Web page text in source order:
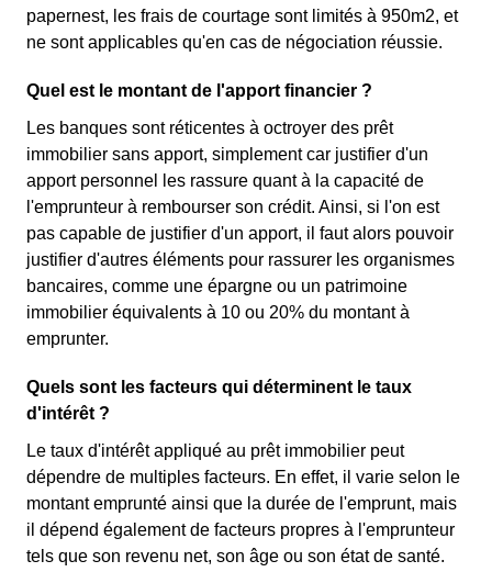
papernest, les frais de courtage sont limités à 950m2, et
ne sont applicables qu'en cas de négociation réussie.
Quel est le montant de l'apport financier ?
Les banques sont réticentes à octroyer des prêt
immobilier sans apport, simplement car justifier d'un
apport personnel les rassure quant à la capacité de
l'emprunteur à rembourser son crédit. Ainsi, si l'on est
pas capable de justifier d'un apport, il faut alors pouvoir
justifier d'autres éléments pour rassurer les organismes
bancaires, comme une épargne ou un patrimoine
immobilier équivalents à 10 ou 20% du montant à
emprunter.
Quels sont les facteurs qui déterminent le taux
d'intérêt ?
Le taux d'intérêt appliqué au prêt immobilier peut
dépendre de multiples facteurs. En effet, il varie selon le
montant emprunté ainsi que la durée de l'emprunt, mais
il dépend également de facteurs propres à l'emprunteur
tels que son revenu net, son âge ou son état de santé.